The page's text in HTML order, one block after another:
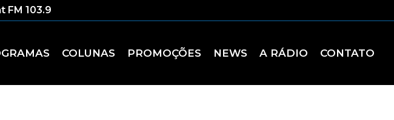
FM 103.9
COLUNAS PROMOÇÕES NEWS A RÁDIO CONTATO